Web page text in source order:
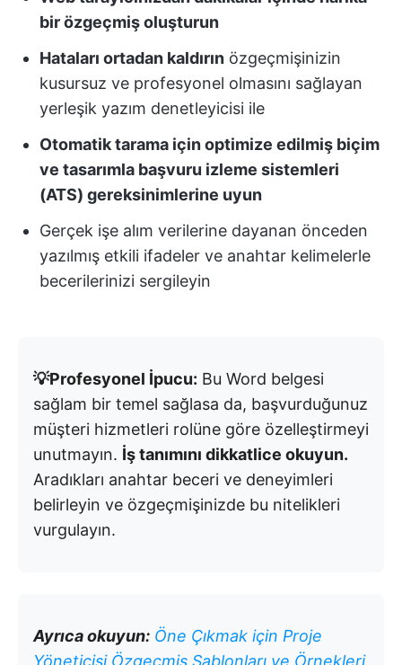
bir özgeçmiş oluşturun
Hataları ortadan kaldırın özgeçmişinizin
kusursuz ve profesyonel olmasını sağlayan
yerleşik yazım denetleyicisi ile
Otomatik tarama için optimize edilmiş biçim
ve tasarımla başvuru izleme sistemleri
(ATS) gereksinimlerine uyun
Gerçek işe alım verilerine dayanan önceden
yazılmış etkili ifadeler ve anahtar kelimelerle
becerilerinizi sergileyin
💡Profesyonel İpucu: Bu Word belgesi
sağlam bir temel sağlasa da, başvurduğunuz
müşteri hizmetleri rolüne göre özelleştirmeyi
unutmayın. İş tanımını dikkatlice okuyun.
Aradıkları anahtar beceri ve deneyimleri
belirleyin ve özgeçmişinizde bu nitelikleri
vurgulayın.
Ayrıca okuyun: Öne Çıkmak için Proje
Yöneticisi Özgeçmiş Şablonları ve Örnekleri